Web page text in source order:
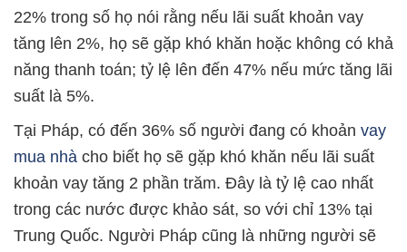
22% trong số họ nói rằng nếu lãi suất khoản vay
tăng lên 2%, họ sẽ gặp khó khăn hoặc không có khả
năng thanh toán; tỷ lệ lên đến 47% nếu mức tăng lãi
suất là 5%.
Tại Pháp, có đến 36% số người đang có khoản vay
mua nhà cho biết họ sẽ gặp khó khăn nếu lãi suất
khoản vay tăng 2 phần trăm. Đây là tỷ lệ cao nhất
trong các nước được khảo sát, so với chỉ 13% tại
Trung Quốc. Người Pháp cũng là những người sẽ